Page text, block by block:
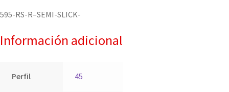
595-RS-R–SEMI-SLICK-
Información adicional
Perfil 45